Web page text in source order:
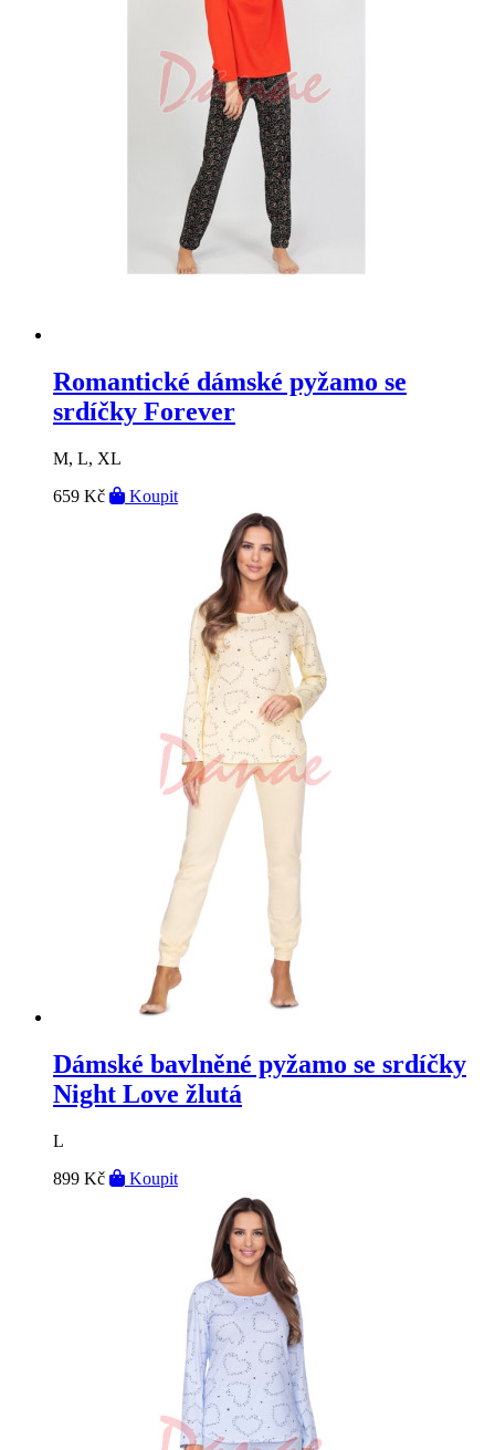
Romantické dámské pyžamo se
srdíčky Forever
M, L, XL
659 Kč
Koupit
Dámské bavlněné pyžamo se srdíčky
Night Love žlutá
L
899 Kč
Koupit